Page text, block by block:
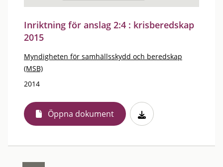
Inriktning för anslag 2:4 : krisberedskap
2015
Myndigheten för samhällsskydd och beredskap
(MSB)
2014
Öppna dokument